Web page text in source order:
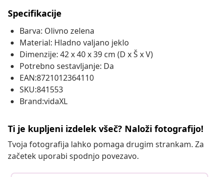
Specifikacije
Barva: Olivno zelena
Material: Hladno valjano jeklo
Dimenzije: 42 x 40 x 39 cm (D x Š x V)
Potrebno sestavljanje: Da
EAN:8721012364110
SKU:841553
Brand:vidaXL
Ti je kupljeni izdelek všeč? Naloži fotografijo!
Tvoja fotografija lahko pomaga drugim strankam. Za
začetek uporabi spodnjo povezavo.